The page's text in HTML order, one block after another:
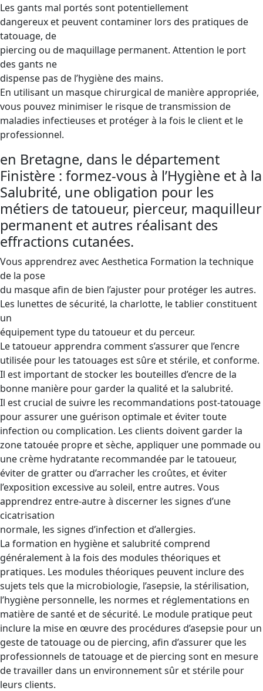
Les gants mal portés sont potentiellement
dangereux et peuvent contaminer lors des pratiques de
tatouage, de
piercing ou de maquillage permanent. Attention le port
des gants ne
dispense pas de l’hygiène des mains.
En utilisant un masque chirurgical de manière appropriée,
vous pouvez minimiser le risque de transmission de
maladies infectieuses et protéger à la fois le client et le
professionnel.
en Bretagne, dans le département
Finistère : formez-vous à l’Hygiène et à la
Salubrité, une obligation pour les
métiers de tatoueur, pierceur, maquilleur
permanent et autres réalisant des
effractions cutanées.
Vous apprendrez avec Aesthetica Formation la technique
de la pose
du masque afin de bien l’ajuster pour protéger les autres.
Les lunettes de sécurité, la charlotte, le tablier constituent
un
équipement type du tatoueur et du perceur.
Le tatoueur apprendra comment s’assurer que l’encre
utilisée pour les tatouages ​​est sûre et stérile, et conforme.
Il est important de stocker les bouteilles d’encre de la
bonne manière pour garder la qualité et la salubrité.
Il est crucial de suivre les recommandations post-tatouage
pour assurer une guérison optimale et éviter toute
infection ou complication. Les clients doivent garder la
zone tatouée propre et sèche, appliquer une pommade ou
une crème hydratante recommandée par le tatoueur,
éviter de gratter ou d’arracher les croûtes, et éviter
l’exposition excessive au soleil, entre autres. Vous
apprendrez entre-autre à discerner les signes d’une
cicatrisation
normale, les signes d’infection et d’allergies.
La formation en hygiène et salubrité comprend
généralement à la fois des modules théoriques et
pratiques. Les modules théoriques peuvent inclure des
sujets tels que la microbiologie, l’asepsie, la stérilisation,
l’hygiène personnelle, les normes et réglementations en
matière de santé et de sécurité. Le module pratique peut
inclure la mise en œuvre des procédures d’asepsie pour un
geste de tatouage ou de piercing, afin d’assurer que les
professionnels de tatouage et de piercing sont en mesure
de travailler dans un environnement sûr et stérile pour
leurs clients.